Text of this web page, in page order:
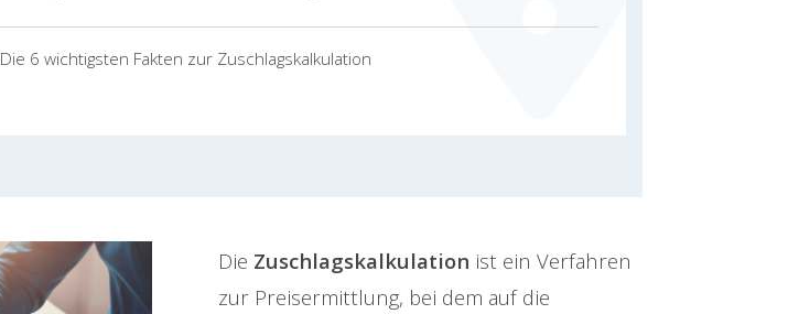
Die 6 wichtigsten Fakten zur Zuschlagskalkulation
Die Zuschlagskalkulation ist ein Verfahren
zur Preisermittlung, bei dem auf die